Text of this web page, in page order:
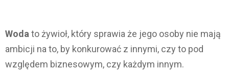
Woda to żywioł, który sprawia że jego osoby nie mają
ambicji na to, by konkurować z innymi, czy to pod
względem biznesowym, czy każdym innym.